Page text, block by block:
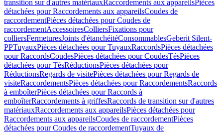
transition sur d'autres matériauxRaccordements aux appareilsPièces
détachées pour Raccordements aux appareilsCoudes de
raccordementPièces détachées pour Coudes de
raccordementAccessoiresColliersFixations pour
colliersFermeturesJoints d'étanchéitéConsommablesGeberit Silent-
PPTuyauxPièces détachées pour TuyauxRaccordsPièces détachées
pour RaccordsCoudesPièces détachées pour CoudesTésPièces
détachées pour TésRéductionsPièces détachées pour
RéductionsRegards de visitePièces détachées pour Regards de
visiteRaccordementsPièces détachées pour RaccordementsRaccords
à emboîterPièces détachées pour Raccords à
emboîterRaccordements à griffesRaccords de transition sur d'autres
matériauxRaccordements aux appareilsPièces détachées pour
Raccordements aux appareilsCoudes de raccordementPièces
détachées pour Coudes de raccordementTuyaux de